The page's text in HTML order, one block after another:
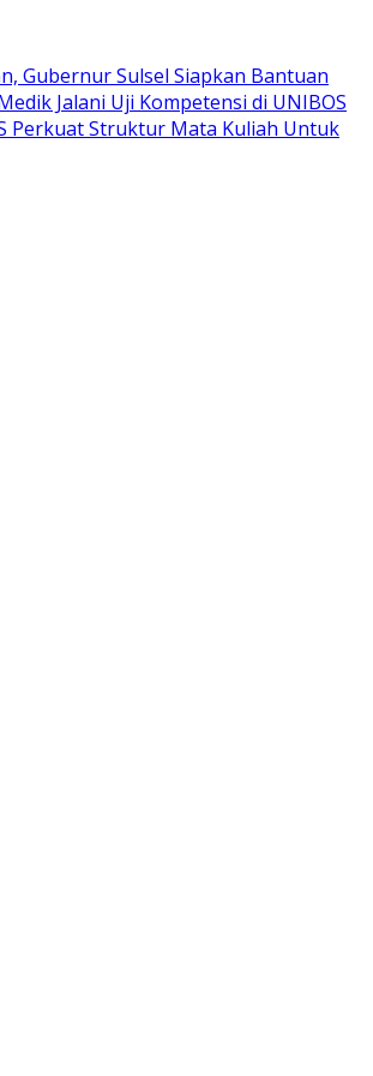
Gubernur Sulsel Siapkan Bantuan
Jalani Uji Kompetensi di UNIBOS
Perkuat Struktur Mata Kuliah Untuk